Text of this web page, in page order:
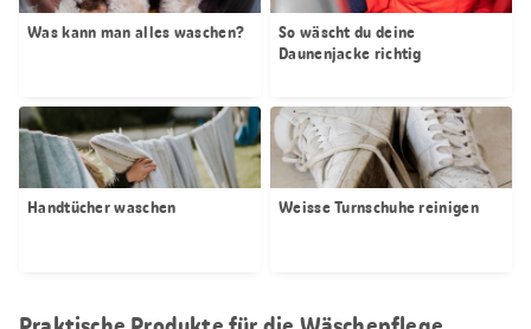
Was kann man alles waschen?
So wäscht du deine
Daunenjacke richtig
Handtücher waschen Weisse Turnschuhe reinigen